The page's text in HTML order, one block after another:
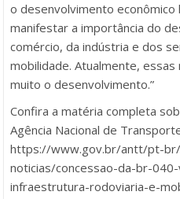
o desenvolvimento
manifestar a importância do
comércio, da indústria e dos
mobilidade. Atualmente,
muito o desenvolvimento.”
Confira a matéria completa
Agência Nacional de
https://www.gov.br/antt/pt-
noticias/concessao-da-br-
infraestrutura-rodoviaria-e-